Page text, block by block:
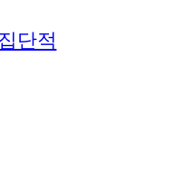
단적